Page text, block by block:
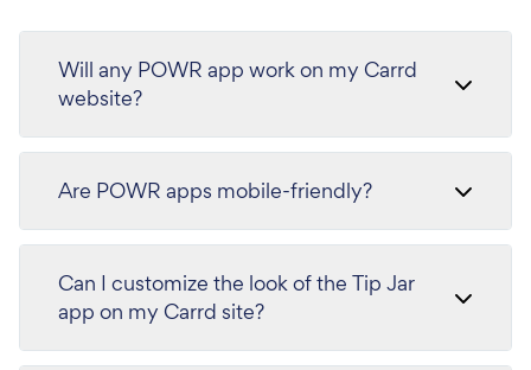
Will any POWR app work on my Carrd
website?
Are POWR apps mobile-friendly?
Can I customize the look of the Tip Jar
app on my Carrd site?